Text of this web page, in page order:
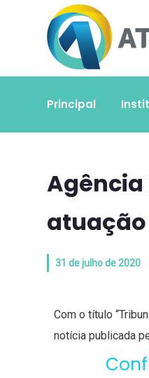
Principal
Agência
atuação
31 de julho de 2020
Com o título
notícia publicada